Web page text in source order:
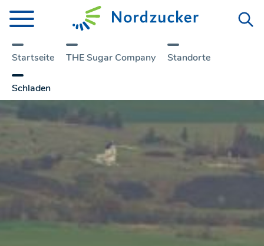
Startseite THE Sugar Company Standorte
Schladen